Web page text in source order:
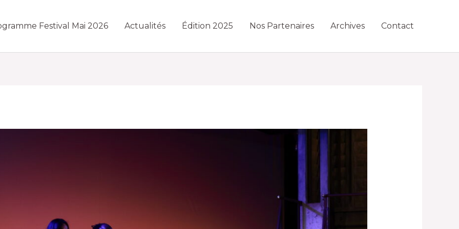
Festival Mai 2026 Actualités Édition 2025 Nos Partenaires Archives Contact